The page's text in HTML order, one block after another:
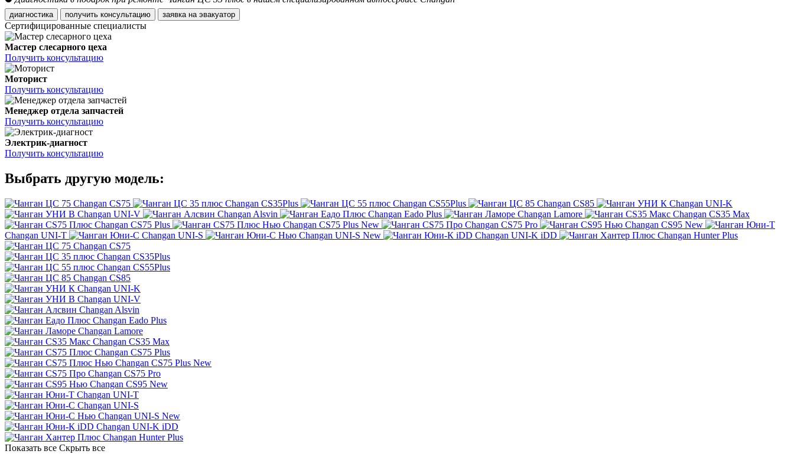
диагностика получить консультацию заявка на эвакуатор
Сертифицированные специалисты
Мастер слесарного цеха
Получить консультацию
Моторист
Получить консультацию
Менеджер отдела запчастей
Получить консультацию
Электрик-диагност
Получить консультацию
Выбрать другую модель:
Changan CS75 Changan CS35Plus Changan CS55Plus Changan CS85
Changan UNI-K
Changan UNI-V
Changan Alsvin Changan Eado Plus Changan Lamore
Changan CS35 Max
Changan CS75 Plus
Changan CS75 Plus New Changan CS75 Pro
Changan CS95 New
Changan UNI-T
Changan UNI-S Changan UNI-S New Changan UNI-K iDD
Changan Hunter Plus
Changan CS75
Changan CS35Plus
Changan CS55Plus
Changan CS85
Changan UNI-K
Changan UNI-V
Changan Alsvin
Changan Eado Plus
Changan Lamore
Changan CS35 Max
Changan CS75 Plus
Changan CS75 Plus New
Changan CS75 Pro
Changan CS95 New
Changan UNI-T
Changan UNI-S
Changan UNI-S New
Changan UNI-K iDD
Changan Hunter Plus
Показать все Скрыть все